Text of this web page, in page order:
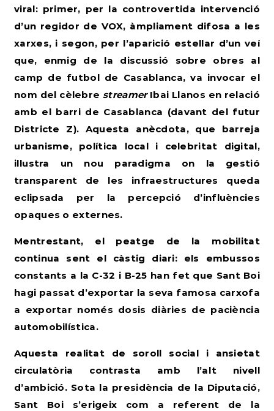
viral: primer, per la controvertida intervenció
d’un regidor de VOX, àmpliament difosa a les
xarxes, i segon, per l’aparició estel·lar d’un veí
que, enmig de la discussió sobre obres al
camp de futbol de Casablanca, va invocar el
nom del cèlebrestreamerIbai Llanos en relació
amb el barri de Casablanca (davant del futur
Districte Z). Aquesta anècdota, que barreja
urbanisme, política local i celebritat digital,
il·lustra un nou paradigma on la gestió
transparent de les infraestructures queda
eclipsada per la percepció d’influències
opaques o externes.
Mentrestant, el peatge de la mobilitat
continua sent el càstig diari: els embussos
constants a la C-32 i B-25 han fet que Sant Boi
hagi passat d’exportar la seva famosa carxofa
a exportar només dosis diàries de paciència
automobilística.
Aquesta realitat de soroll social i ansietat
circulatòria contrasta amb l’alt nivell
d’ambició. Sota la presidència de la Diputació,
Sant Boi s’erigeix com a referent de la